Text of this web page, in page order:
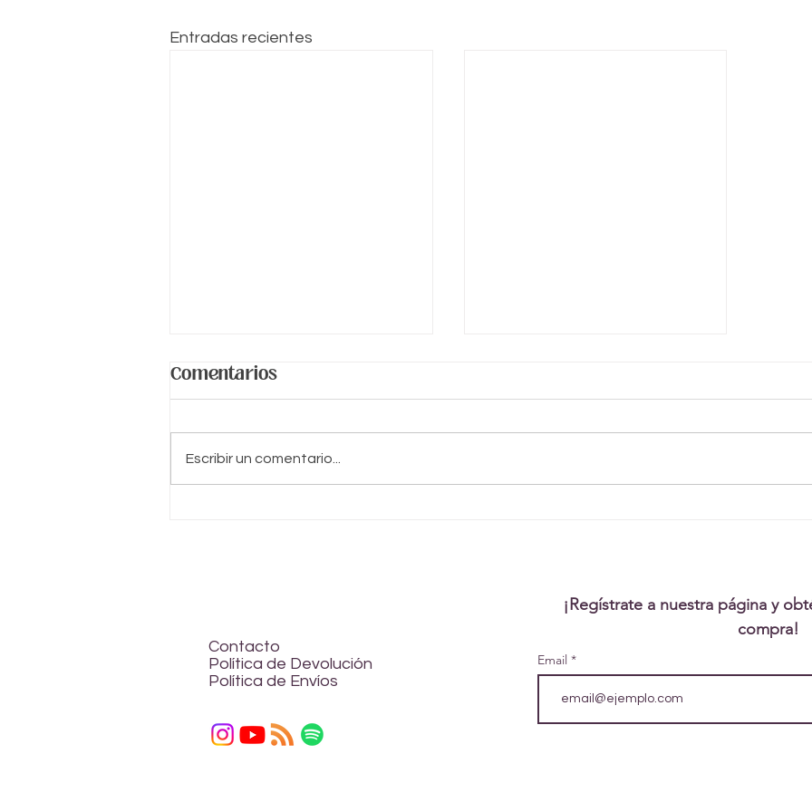
Entradas recientes
Comentarios
Escribir un comentario...
Contacto
Política de Devolución
Política de Envíos
¡Regístrate a nuestra página y
compra!
Email